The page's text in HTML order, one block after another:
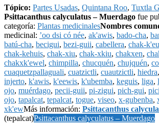
Tópico: Partes Usadas, Quintana Roo, Tuxtla
Psittacanthus calyculatus – Muerdago fue
categoría: Plantas medicinalesNombres
medicinal: ’oo dsi có née, ak'awis, bado-cha,
batú-cha, becigui, bezi-guii, cabellera, chak-
chak-kehuis, chak-xiu, chak-xkiu, chakxen,
chakxk'ewel, chimpilla, chucquén, chujquén,
cuaquetzpallaguali, cuatzictli, cuautzictli, hiedra,
injerto, k'awis, k'eewis, k'ubemba, keguis, liga,
ojo, muérdago, pecii-guii, pi-zigui, pich-gui,
ojo, tapalcat, tepalcat, togue, viseo, x-gubenba,
xk'ewMás información: Psittacanthus
(tepalcat)Psittacanthus calyculatus – Muerdago